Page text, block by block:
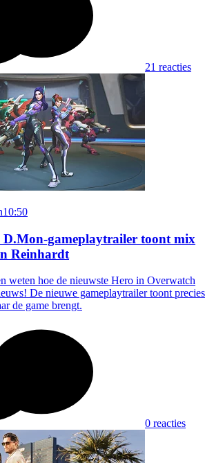
21 reacties
10:50
D.Mon-gameplaytrailer toont mix
Reinhardt
weten hoe de nieuwste Hero in Overwatch
De nieuwe gameplaytrailer toont precies
de game brengt.
0 reacties